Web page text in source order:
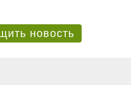
новость